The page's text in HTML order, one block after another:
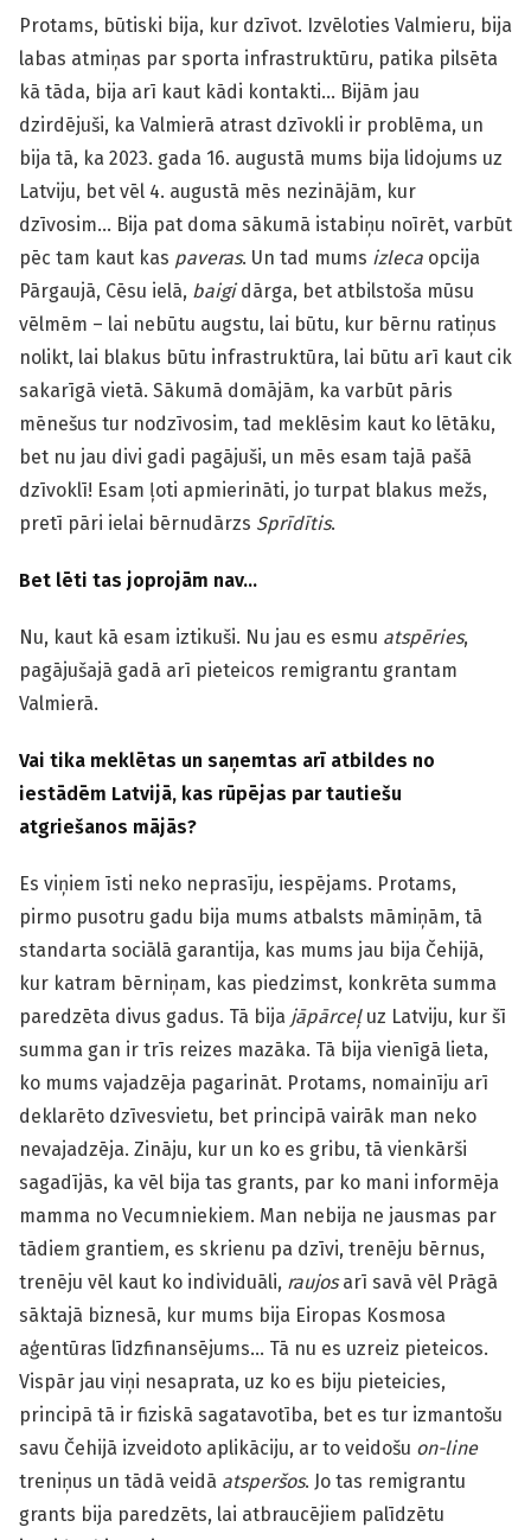
Protams, būtiski bija, kur dzīvot. Izvēloties Valmieru, bija
labas atmiņas par sporta infrastruktūru, patika pilsēta
kā tāda, bija arī kaut kādi kontakti… Bijām jau
dzirdējuši, ka Valmierā atrast dzīvokli ir problēma, un
bija tā, ka 2023. gada 16. augustā mums bija lidojums uz
Latviju, bet vēl 4. augustā mēs nezinājām, kur
dzīvosim… Bija pat doma sākumā istabiņu noīrēt, varbūt
pēc tam kaut kas paveras. Un tad mums izleca opcija
Pārgaujā, Cēsu ielā, baigidārga, bet atbilstoša mūsu
vēlmēm – lai nebūtu augstu, lai būtu, kur bērnu ratiņus
nolikt, lai blakus būtu infrastruktūra, lai būtu arī kaut cik
sakarīgā vietā. Sākumā domājām, ka varbūt pāris
mēnešus tur nodzīvosim, tad meklēsim kaut ko lētāku,
bet nu jau divi gadi pagājuši, un mēs esam tajā pašā
dzīvoklī! Esam ļoti apmierināti, jo turpat blakus mežs,
pretī pāri ielai bērnudārzs Sprīdītis.
Bet lēti tas joprojām nav…
Nu, kaut kā esam iztikuši. Nu jau es esmu atspēries,
pagājušajā gadā arī pieteicos remigrantu grantam
Valmierā.
Vai tika meklētas un saņemtas arī atbildes no
iestādēm Latvijā, kas rūpējas par tautiešu
atgriešanos mājās?
Es viņiem īsti neko neprasīju, iespējams. Protams,
pirmo pusotru gadu bija mums atbalsts māmiņām, tā
standarta sociālā garantija, kas mums jau bija Čehijā,
kur katram bērniņam, kas piedzimst, konkrēta summa
paredzēta divus gadus. Tā bija jāpārceļuz Latviju, kur šī
summa gan ir trīs reizes mazāka. Tā bija vienīgā lieta,
ko mums vajadzēja pagarināt. Protams, nomainīju arī
deklarēto dzīvesvietu, bet principā vairāk man neko
nevajadzēja. Zināju, kur un ko es gribu, tā vienkārši
sagadījās, ka vēl bija tas grants, par ko mani informēja
mamma no Vecumniekiem. Man nebija ne jausmas par
tādiem grantiem, es skrienu pa dzīvi, trenēju bērnus,
trenēju vēl kaut ko individuāli, raujosarī savā vēl Prāgā
sāktajā biznesā, kur mums bija Eiropas Kosmosa
aģentūras līdzfinansējums… Tā nu es uzreiz pieteicos.
Vispār jau viņi nesaprata, uz ko es biju pieteicies,
principā tā ir fiziskā sagatavotība, bet es tur izmantošu
savu Čehijā izveidoto aplikāciju, ar to veidošu on-line
treniņus un tādā veidā atsperšos. Jo tas remigrantu
grants bija paredzēts, lai atbraucējiem palīdzētu